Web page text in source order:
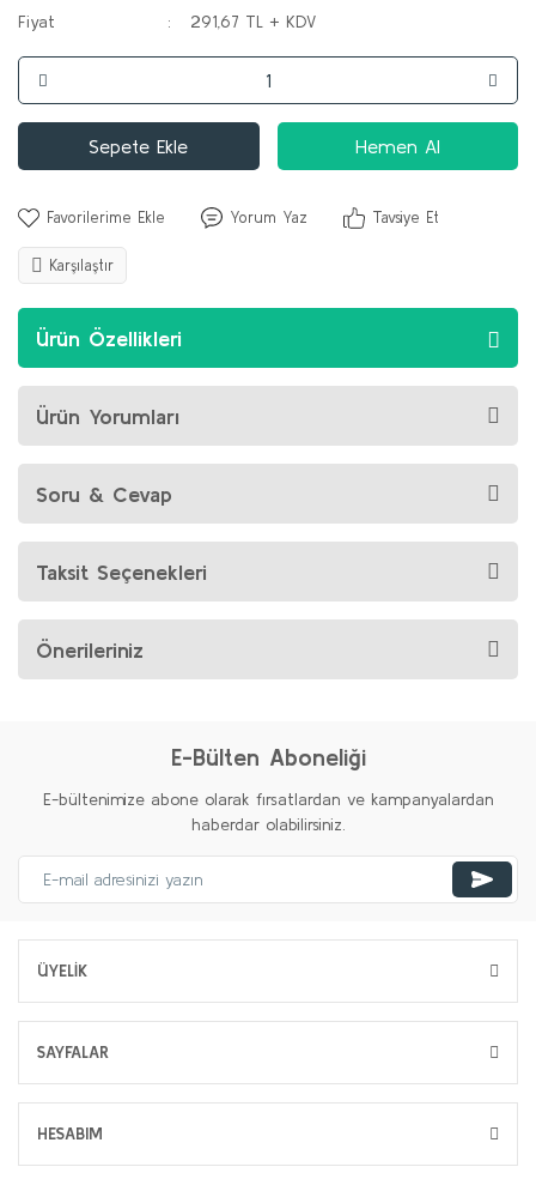
Fiyat
291,67 TL + KDV
Sepete Ekle Hemen Al
Yorum Yaz Tavsiye Et
Karşılaştır
Ürün Özellikleri
Ürün Yorumları
Soru & Cevap
Taksit Seçenekleri
Önerileriniz
E-Bülten Aboneliği
E-bültenimize abone olarak fırsatlardan ve kampanyalardan
haberdar olabilirsiniz.
ÜYELİK
SAYFALAR
HESABIM